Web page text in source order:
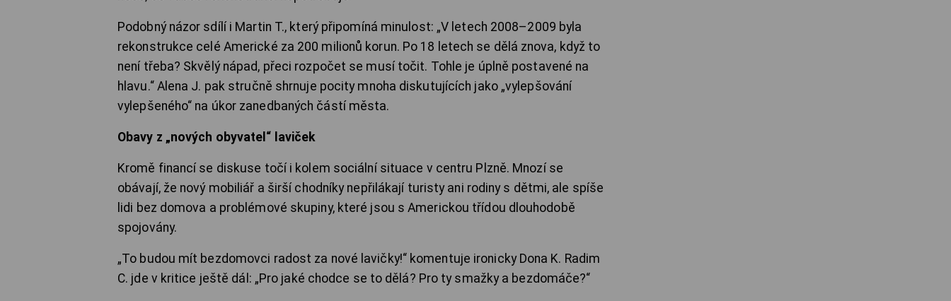
Podobný názor sdílí i Martin T., který připomíná minulost: „V letech 2008–2009 byla
rekonstrukce celé Americké za 200 milionů korun. Po 18 letech se dělá znova, když to
není třeba? Skvělý nápad, přeci rozpočet se musí točit. Tohle je úplně postavené na
hlavu.“ Alena J. pak stručně shrnuje pocity mnoha diskutujících jako „vylepšování
vylepšeného“ na úkor zanedbaných částí města.
Obavy z „nových obyvatel“ laviček
Kromě financí se diskuse točí i kolem sociální situace v centru Plzně. Mnozí se
obávají, že nový mobiliář a širší chodníky nepřilákají turisty ani rodiny s dětmi, ale spíše
lidi bez domova a problémové skupiny, které jsou s Americkou třídou dlouhodobě
spojovány.
„To budou mít bezdomovci radost za nové lavičky!“ komentuje ironicky Dona K. Radim
C. jde v kritice ještě dál: „Pro jaké chodce se to dělá? Pro ty smažky a bezdomáče?“